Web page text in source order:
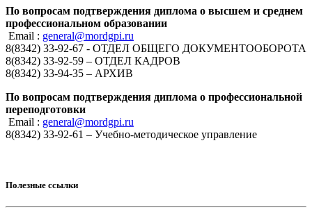
По вопросам подтверждения диплома о высшем и среднем
профессиональном образовании
Email : general@mordgpi.ru
8(8342) 33-92-67 - ОТДЕЛ ОБЩЕГО ДОКУМЕНТООБОРОТА
8(8342) 33-92-59 – ОТДЕЛ КАДРОВ
8(8342) 33-94-35 – АРХИВ
По вопросам подтверждения диплома о профессиональной
переподготовки
Email : general@mordgpi.ru
8(8342) 33-92-61 – Учебно-методическое управление
Полезные ссылки